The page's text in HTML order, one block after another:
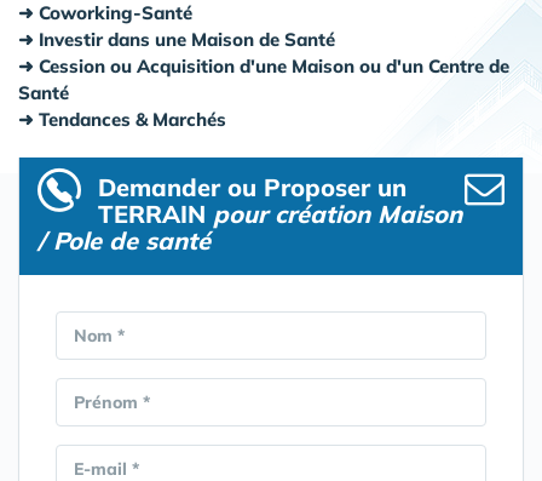
Coworking-Santé
Investir dans une Maison de Santé
Cession ou Acquisition d'une Maison ou d'un Centre de
Santé
Tendances & Marchés
Demander ou Proposer un
TERRAIN pour création Maison
/ Pole de santé
Nom *
Prénom *
E-mail *